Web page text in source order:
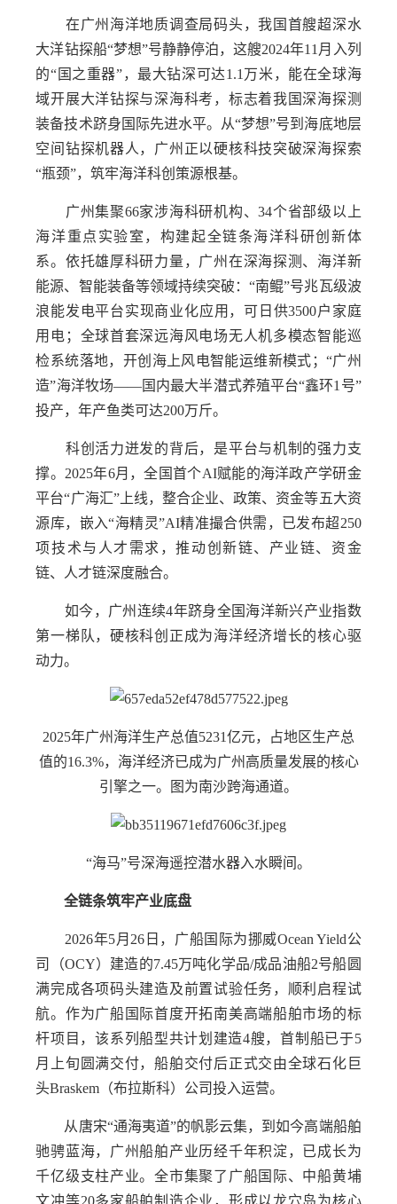
在广州海洋地质调查局码头，我国首艘超深水
大洋钻探船“梦想”号静静停泊，这艘2024年11月入列
的“国之重器”，最大钻深可达1.1万米，能在全球海
域开展大洋钻探与深海科考，标志着我国深海探测
装备技术跻身国际先进水平。从“梦想”号到海底地层
空间钻探机器人，广州正以硬核科技突破深海探索
“瓶颈”，筑牢海洋科创策源根基。
广州集聚66家涉海科研机构、34个省部级以上
海洋重点实验室，构建起全链条海洋科研创新体
系。依托雄厚科研力量，广州在深海探测、海洋新
能源、智能装备等领域持续突破：“南鲲”号兆瓦级波
浪能发电平台实现商业化应用，可日供3500户家庭
用电；全球首套深远海风电场无人机多模态智能巡
检系统落地，开创海上风电智能运维新模式；“广州
造”海洋牧场——国内最大半潜式养殖平台“鑫环1号”
投产，年产鱼类可达200万斤。
科创活力迸发的背后，是平台与机制的强力支
撑。2025年6月，全国首个AI赋能的海洋政产学研金
平台“广海汇”上线，整合企业、政策、资金等五大资
源库，嵌入“海精灵”AI精准撮合供需，已发布超250
项技术与人才需求，推动创新链、产业链、资金
链、人才链深度融合。
如今，广州连续4年跻身全国海洋新兴产业指数
第一梯队，硬核科创正成为海洋经济增长的核心驱
动力。
2025年广州海洋生产总值5231亿元，占地区生产总
值的16.3%，海洋经济已成为广州高质量发展的核心
引擎之一。图为南沙跨海通道。
“海马”号深海遥控潜水器入水瞬间。
全链条筑牢产业底盘
2026年5月26日，广船国际为挪威Ocean Yield公
司（OCY）建造的7.45万吨化学品/成品油船2号船圆
满完成各项码头建造及前置试验任务，顺利启程试
航。作为广船国际首度开拓南美高端船舶市场的标
杆项目，该系列船型共计划建造4艘，首制船已于5
月上旬圆满交付，船舶交付后正式交由全球石化巨
头Braskem（布拉斯科）公司投入运营。
从唐宋“通海夷道”的帆影云集，到如今高端船舶
驰骋蓝海，广州船舶产业历经千年积淀，已成长为
千亿级支柱产业。全市集聚了广船国际、中船黄埔
文冲等20多家船舶制造企业，形成以龙穴岛为核心